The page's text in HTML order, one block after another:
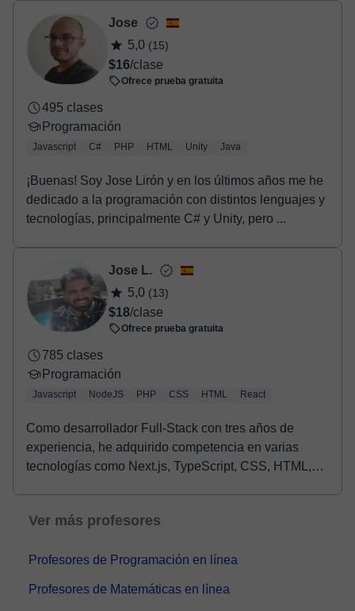
Jose
5,0 (15)
$16/clase
Ofrece prueba gratuita
495 clases
Programación
Javascript C# PHP HTML Unity Java
¡Buenas! Soy Jose Lirón y en los últimos años me he
dedicado a la programación con distintos lenguajes y
tecnologías, principalmente C# y Unity, pero ...
Jose L.
5,0 (13)
$18/clase
Ofrece prueba gratuita
785 clases
Programación
Javascript NodeJS PHP CSS HTML React
Como desarrollador Full-Stack con tres años de
experiencia, he adquirido competencia en varias
tecnologías como Next.js, TypeScript, CSS, HTML,
Ver más profesores
Profesores de Programación en línea
Profesores de Matemáticas en línea